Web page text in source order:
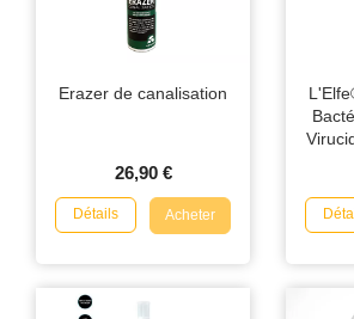
Erazer de canalisation
26,90 €
Détails Acheter